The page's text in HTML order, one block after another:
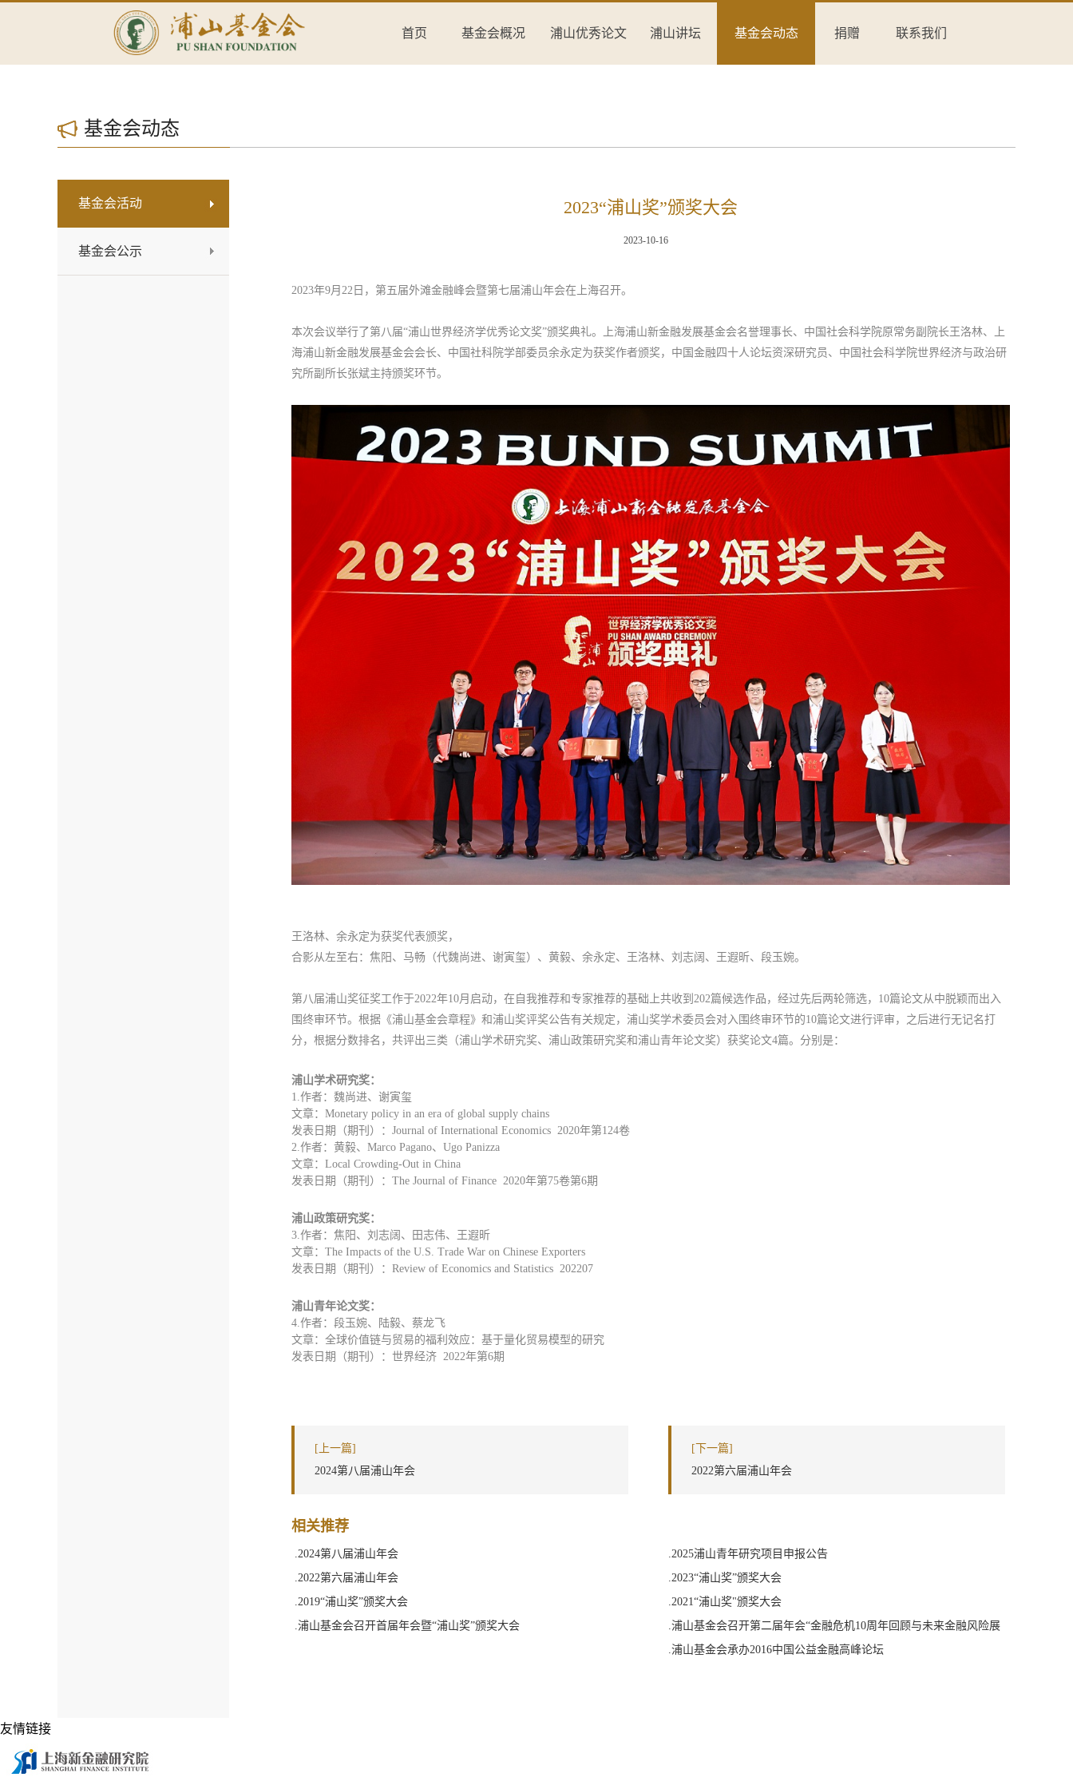
首页 基金会概况 浦山优秀论文 浦山讲坛 基金会动态 捐赠 联系我们
基金会动态
基金会活动
基金会公示
2023“浦山奖”颁奖大会
2023-10-16
2023年9月22日，第五届外滩金融峰会暨第七届浦山年会在上海召开。
本次会议举行了第八届“浦山世界经济学优秀论文奖”颁奖典礼。上海浦山新金融发展基金会名誉理事长、中国社会科学院原常务副院长王洛林、上
海浦山新金融发展基金会会长、中国社科院学部委员余永定为获奖作者颁奖，中国金融四十人论坛资深研究员、中国社会科学院世界经济与政治研
究所副所长张斌主持颁奖环节。
王洛林、余永定为获奖代表颁奖，
合影从左至右：焦阳、马畅（代魏尚进、谢寅玺）、黄毅、余永定、王洛林、刘志阔、王遐昕、段玉婉。
第八届浦山奖征奖工作于2022年10月启动，在自我推荐和专家推荐的基础上共收到202篇候选作品，经过先后两轮筛选，10篇论文从中脱颖而出入
围终审环节。根据《浦山基金会章程》和浦山奖评奖公告有关规定，浦山奖学术委员会对入围终审环节的10篇论文进行评审，之后进行无记名打
分，根据分数排名，共评出三类（浦山学术研究奖、浦山政策研究奖和浦山青年论文奖）获奖论文4篇。分别是：
浦山学术研究奖：
1. 作者：魏尚进、谢寅玺
文章：Monetary policy in an era of global supply chains
发表日期（期刊）：Journal of International Economics 2020年第124卷
2. 作者：黄毅、Marco Pagano、Ugo Panizza
文章：Local Crowding-Out in China
发表日期（期刊）：The Journal of Finance 2020年第75卷第6期
浦山政策研究奖：
3. 作者：焦阳、刘志阔、田志伟、王遐昕
文章：The Impacts of the U.S. Trade War on Chinese Exporters
发表日期（期刊）：Review of Economics and Statistics 202207
浦山青年论文奖：
4. 作者：段玉婉、陆毅、蔡龙飞
文章：全球价值链与贸易的福利效应：基于量化贸易模型的研究
发表日期（期刊）：世界经济 2022年第6期
[上一篇]
2024第八届浦山年会
[下一篇]
2022第六届浦山年会
相关推荐
.2025浦山青年研究项目申报公告
.2024第八届浦山年会
.2023“浦山奖”颁奖大会
.2022第六届浦山年会
.2021“浦山奖"颁奖大会
.2019“浦山奖”颁奖大会
.浦山基金会召开第二届年会“金融危机10周年回顾与未来金融风险展
望”
.浦山基金会召开首届年会暨“浦山奖”颁奖大会
.浦山基金会承办2016中国公益金融高峰论坛
友情链接